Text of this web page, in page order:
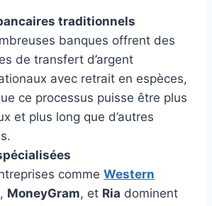
traditionnels
banques offrent des
de transfert d’argent
avec retrait en espèces,
ce processus puisse être plus
et plus long que d’autres
comme Western
, MoneyGram, et Ria dominent